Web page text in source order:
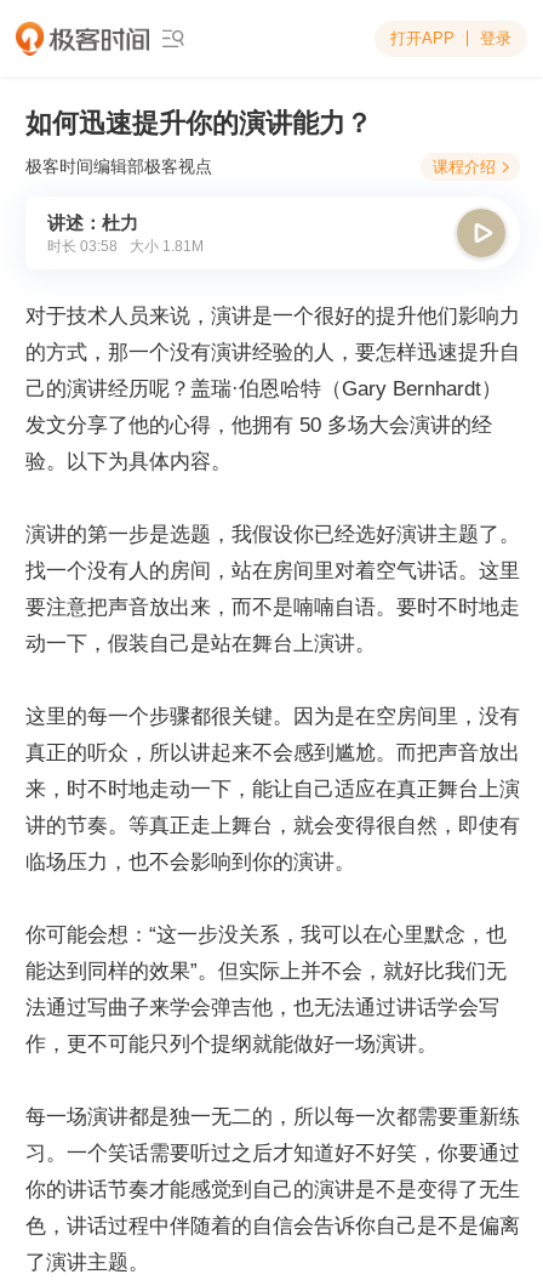
 打开APP 登录
如何迅速提升你的演讲能力？
极客时间编辑部极客视点 课程介绍 
讲述：杜力
时长 03:58 大小 1.81M

对于技术人员来说，演讲是一个很好的提升他们影响力
的方式，那一个没有演讲经验的人，要怎样迅速提升自
己的演讲经历呢？盖瑞·伯恩哈特（Gary Bernhardt）
发文分享了他的心得，他拥有 50 多场大会演讲的经
验。以下为具体内容。
演讲的第一步是选题，我假设你已经选好演讲主题了。
找一个没有人的房间，站在房间里对着空气讲话。这里
要注意把声音放出来，而不是喃喃自语。要时不时地走
动一下，假装自己是站在舞台上演讲。
这里的每一个步骤都很关键。因为是在空房间里，没有
真正的听众，所以讲起来不会感到尴尬。而把声音放出
来，时不时地走动一下，能让自己适应在真正舞台上演
讲的节奏。等真正走上舞台，就会变得很自然，即使有
临场压力，也不会影响到你的演讲。
你可能会想：“这一步没关系，我可以在心里默念，也
能达到同样的效果”。但实际上并不会，就好比我们无
法通过写曲子来学会弹吉他，也无法通过讲话学会写
作，更不可能只列个提纲就能做好一场演讲。
每一场演讲都是独一无二的，所以每一次都需要重新练
习。一个笑话需要听过之后才知道好不好笑，你要通过
你的讲话节奏才能感觉到自己的演讲是不是变得了无生
色，讲话过程中伴随着的自信会告诉你自己是不是偏离
了演讲主题。